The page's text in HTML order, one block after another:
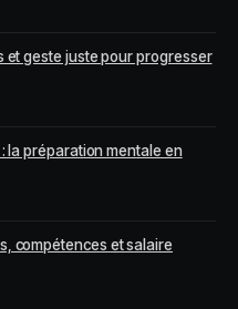
et geste juste pour progresser
la préparation mentale en
compétences et salaire